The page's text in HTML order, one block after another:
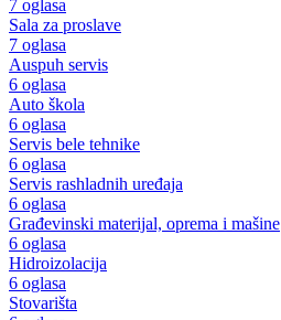
7 oglasa
Sala za proslave
7 oglasa
Auspuh servis
6 oglasa
Auto škola
6 oglasa
Servis bele tehnike
6 oglasa
Servis rashladnih uređaja
6 oglasa
Građevinski materijal, oprema i mašine
6 oglasa
Hidroizolacija
6 oglasa
Stovarišta